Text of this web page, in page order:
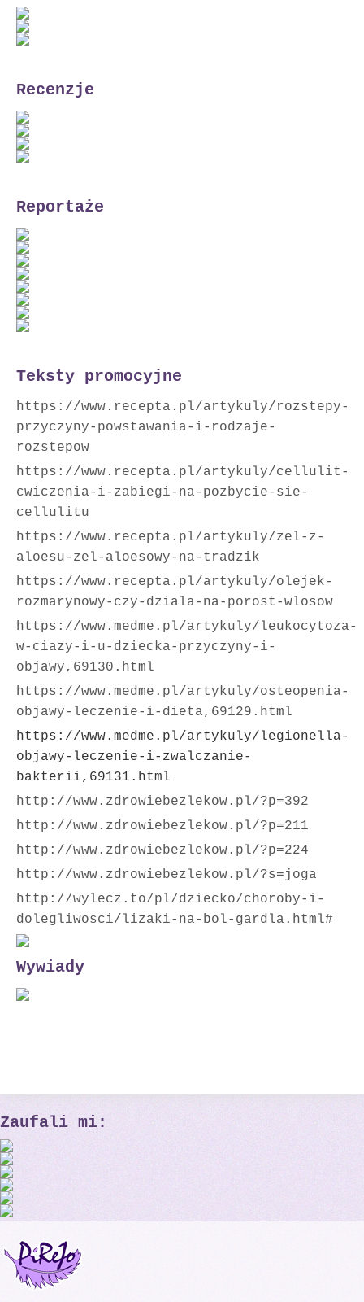
Recenzje
Reportaże
Teksty promocyjne
https://www.recepta.pl/artykuly/rozstepy-
przyczyny-powstawania-i-rodzaje-
rozstepow
https://www.recepta.pl/artykuly/cellulit-
cwiczenia-i-zabiegi-na-pozbycie-sie-
cellulitu
https://www.recepta.pl/artykuly/zel-z-
aloesu-zel-aloesowy-na-tradzik
https://www.recepta.pl/artykuly/olejek-
rozmarynowy-czy-dziala-na-porost-wlosow
https://www.medme.pl/artykuly/leukocytoza-
w-ciazy-i-u-dziecka-przyczyny-i-
objawy,69130.html
https://www.medme.pl/artykuly/osteopenia-
objawy-leczenie-i-dieta,69129.html
https://www.medme.pl/artykuly/legionella-
objawy-leczenie-i-zwalczanie-
bakterii,69131.html
http://www.zdrowiebezlekow.pl/?p=392
http://www.zdrowiebezlekow.pl/?p=211
http://www.zdrowiebezlekow.pl/?p=224
http://www.zdrowiebezlekow.pl/?s=joga
http://wylecz.to/pl/dziecko/choroby-i-
dolegliwosci/lizaki-na-bol-gardla.html#
Wywiady
Zaufali mi: